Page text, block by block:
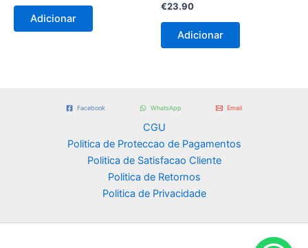
Adicionar
€23.90
Adicionar
Facebook WhatsApp Email
CGU
Politica de Proteccao de Pagamentos
Politica de Satisfacao Cliente
Politica de Retornos
Politica de Privacidade